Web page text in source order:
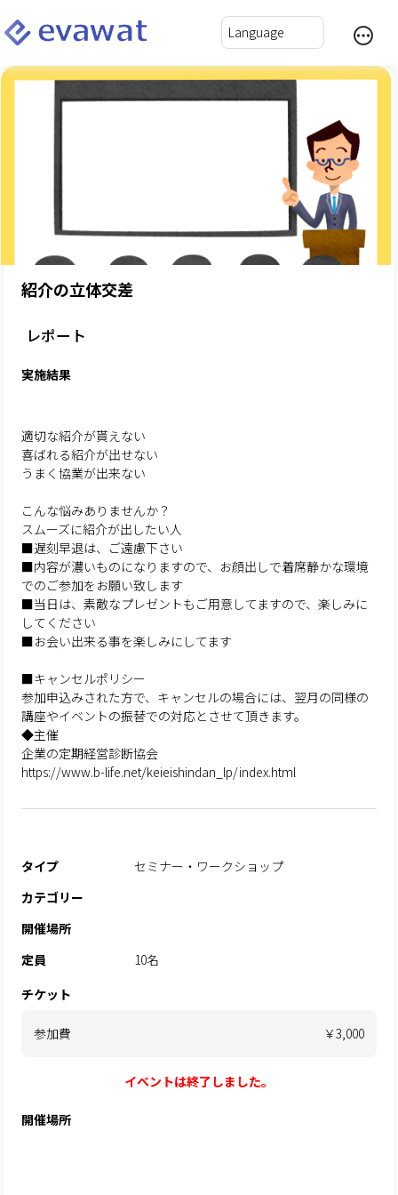
紹介の立体交差
レポート
実施結果
適切な紹介が貰えない
喜ばれる紹介が出せない
うまく協業が出来ない
こんな悩みありませんか？
スムーズに紹介が出したい人
■遅刻早退は、ご遠慮下さい
■内容が濃いものになりますので、お顔出しで着席静かな環境
でのご参加をお願い致します
■当日は、素敵なプレゼントもご用意してますので、楽しみに
してください
■お会い出来る事を楽しみにしてます
■キャンセルポリシー
参加申込みされた方で、キャンセルの場合には、翌月の同様の
講座やイベントの振替での対応とさせて頂きます。
◆主催
企業の定期経営診断協会
https://www.b-life.net/keieishindan_lp/index.html
タイプ
セミナー・ワークショップ
カテゴリー
開催場所
定員
10名
チケット
参加費 ￥3,000
イベントは終了しました。
開催場所